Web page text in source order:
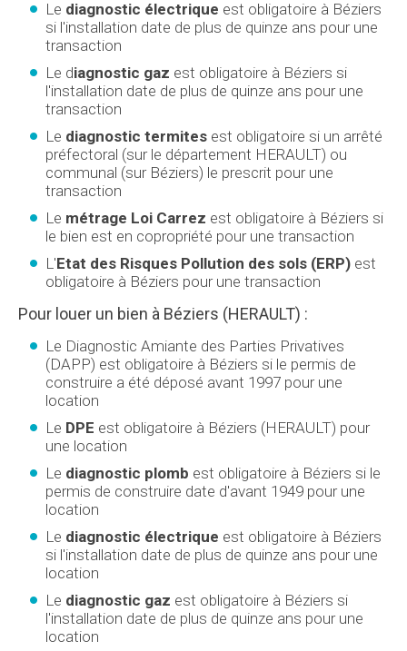
Le diagnostic électrique est obligatoire à Béziers
si l'installation date de plus de quinze ans pour une
transaction
Le diagnostic gaz est obligatoire à Béziers si
l'installation date de plus de quinze ans pour une
transaction
Le diagnostic termites est obligatoire si un arrêté
préfectoral (sur le département HERAULT) ou
communal (sur Béziers) le prescrit pour une
transaction
Le métrage Loi Carrez est obligatoire à Béziers si
le bien est en copropriété pour une transaction
L'Etat des Risques Pollution des sols (ERP) est
obligatoire à Béziers pour une transaction
Pour louer un bien à Béziers (HERAULT) :
Le Diagnostic Amiante des Parties Privatives
(DAPP) est obligatoire à Béziers si le permis de
construire a été déposé avant 1997 pour une
location
Le DPE est obligatoire à Béziers (HERAULT) pour
une location
Le diagnostic plomb est obligatoire à Béziers si le
permis de construire date d'avant 1949 pour une
location
Le diagnostic électrique est obligatoire à Béziers
si l'installation date de plus de quinze ans pour une
location
Le diagnostic gaz est obligatoire à Béziers si
l'installation date de plus de quinze ans pour une
location